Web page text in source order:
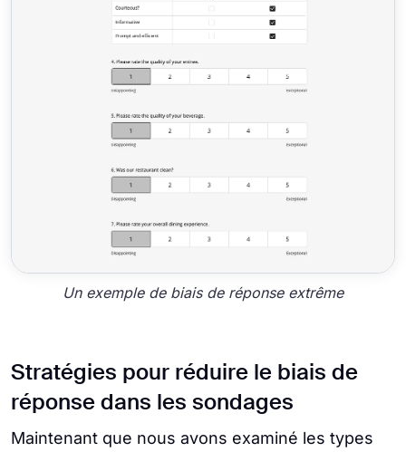
Un exemple de biais de réponse extrême
Stratégies pour réduire le biais de
réponse dans les sondages
Maintenant que nous avons examiné les types